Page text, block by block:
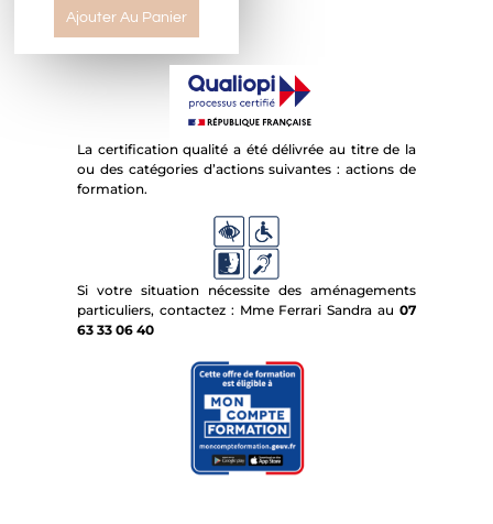
Ajouter Au Panier
La certification qualité a été délivrée au titre de la
ou des catégories d’actions suivantes : actions de
formation.
Si votre situation nécessite des aménagements
particuliers, contactez : Mme Ferrari Sandra au 07
63 33 06 40